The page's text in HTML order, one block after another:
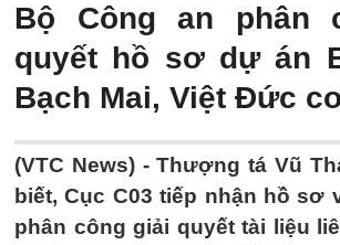
Bộ Công an phân
quyết hồ sơ dự án
Bạch Mai, Việt Đức
(VTC News) -Thượng tá Vũ
biết, Cục C03 tiếp nhận hồ sơ
phân công giải quyết tài liệu